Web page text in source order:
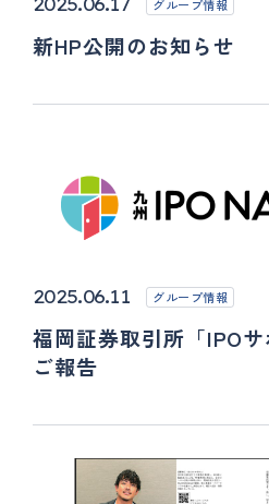
グループ情報
新HP公開のお知らせ
2025.06.11 グループ情報
福岡証券取引所「IPO
ご報告